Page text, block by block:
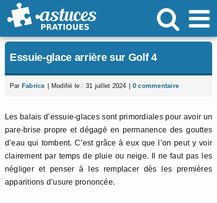
Passer
au
Essuie-glace arrière sur Golf 4
Par Fabrice Modifié le : 31 juillet 2024 0 commentaire
Les balais d’essuie-glaces sont primordiales pour avoir un
pare-brise propre et dégagé en permanence des gouttes
d’eau qui tombent. C’est grâce à eux que l’on peut y voir
clairement par temps de pluie ou neige. Il ne faut pas les
négliger et penser à les remplacer dès les premières
apparitions d’usure prononcée.